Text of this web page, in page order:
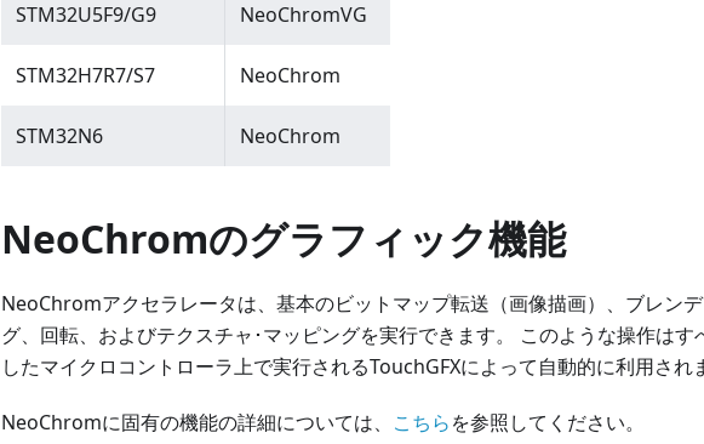
STM32U5F9/G9 NeoChromVG
STM32H7R7/S7 NeoChrom
STM32N6 NeoChrom
NeoChromのグラフィック機能
NeoChromアクセラレータは、基本のビットマップ転送（画像描画）、ブレン
グ、回転、およびテクスチャ･マッピングを実行できます。 このような操作は
したマイクロコントローラ上で実行されるTouchGFXによって自動的に利用され
NeoChromに固有の機能の詳細については、 こちらを参照してください。